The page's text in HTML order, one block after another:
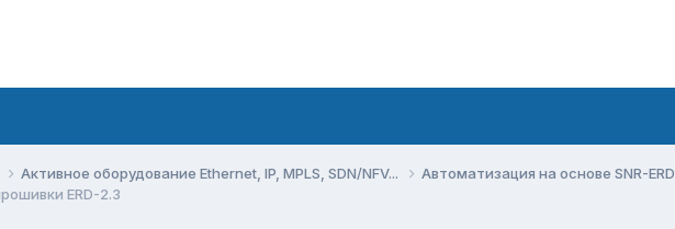
Активное оборудование Ethernet, IP, MPLS, SDN/NFV...
Автоматизация на основе SNR-ERD
ERD-2.3